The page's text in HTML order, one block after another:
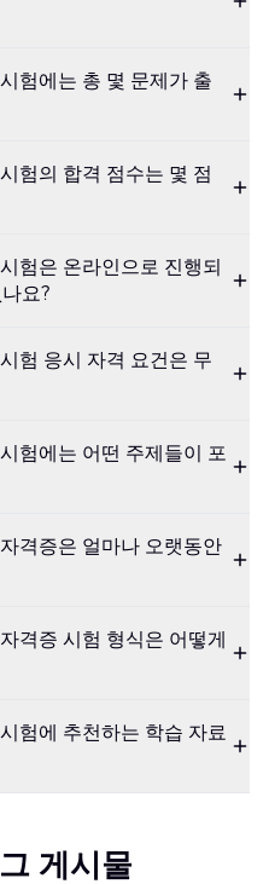
험에는 총 몇 문제가 출
험의 합격 점수는 몇 점
험은 온라인으로 진행되
요?
험 응시 자격 요건은 무
험에는 어떤 주제들이 포
격증은 얼마나 오랫동안
격증 시험 형식은 어떻게
험에 추천하는 학습 자료
게시물